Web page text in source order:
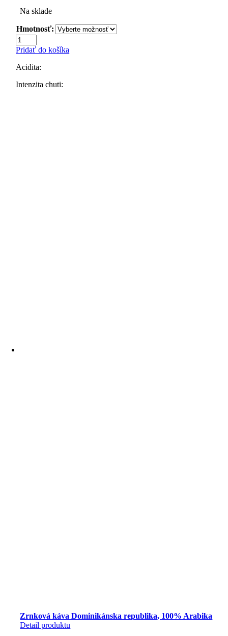
26,60 €
Na sklade
Hmotnosť:
množstvo
Zrnková
India
A
Pridať do košíka
Acidita:
Intenzita chuti:
Zrnková káva Dominikánska republika, 100% Arabika
Detail produktu